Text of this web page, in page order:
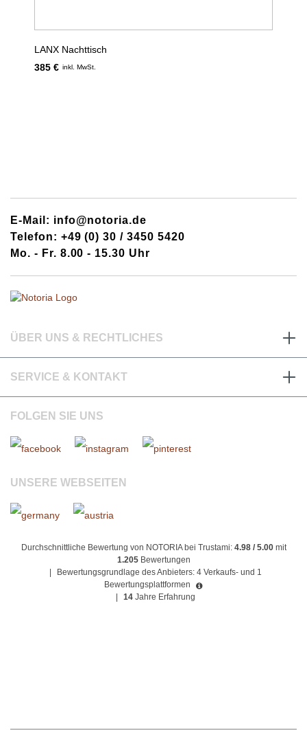
LANX Nachttisch
385 € inkl. MwSt.
E-Mail: info@notoria.de
Telefon: +49 (0) 30 / 3450 5420
Mo. - Fr. 8.00 - 15.30 Uhr
ÜBER UNS & RECHTLICHES
SERVICE & KONTAKT
FOLGEN SIE UNS
UNSERE WEBSEITEN
Durchschnittliche Bewertung von NOTORIA bei Trustami: 4.98 / 5.00mit
1.205 Bewertungen
Bewertungsgrundlage des Anbieters: 4 Verkaufs- und 1
Bewertungsplattformen
14 Jahre Erfahrung